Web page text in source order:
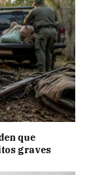
que
graves